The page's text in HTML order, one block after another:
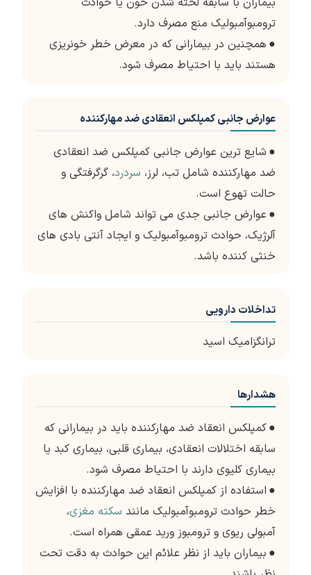
ترومبوآمبولیک منع مصرف دارد.
● همچنین در بیمارانی که در معرض خطر خونریزی
هستند باید با احتیاط مصرف شود.
عوارض جانبی کمپلکس انعقادی ضد مهارکننده
● شایع ترین عوارض جانبی کمپلکس ضد انعقادی
ضد مهارکننده شامل تب، لرز، سردرد، گرگرفتگی و
حالت تهوع است.
●عوارض جانبی جدی می تواند شامل واکنش های
آلرژیک، حوادث ترومبوآمبولیک و ایجاد آنتی بادی های
خنثی کننده باشد.
تداخلات دارویی
ترانگزامیک اسید
هشدارها
●کمپلکس انعقاد ضد مهارکننده باید در بیمارانی که
سابقه اختلالات انعقادی، بیماری قلبی، بیماری کبد یا
بیماری کلیوی دارند با احتیاط مصرف شود.
● استفاده از کمپلکس انعقاد ضد مهارکننده با افزایش
خطر حوادث ترومبوآمبولیک مانند سکته مغزی،
آمبولی ریوی و ترومبوز ورید عمقی همراه است.
● بیماران باید از نظر علائم این حوادث به دقت تحت